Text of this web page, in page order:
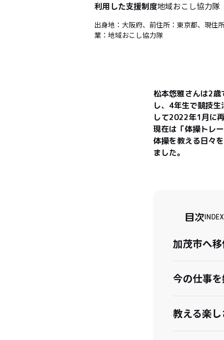
利用した支援制度地域おこし協力隊
出身地：大阪府、前住所：東京都、現住
業：地域おこし協力隊
松本悠雅さんは2
し、4年生で競技
して2022年1月に
現在は「体操トレ
体操を教える日々
ました。
目次INDEX
加茂市へ
今の仕事
教える楽